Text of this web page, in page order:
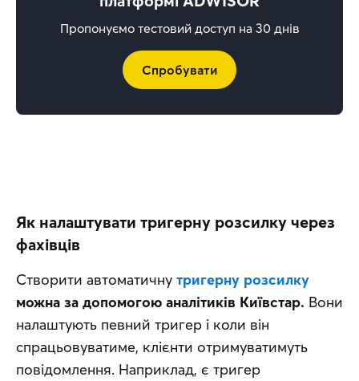
Пропонуємо тестовий доступ на 30 днів
Спробувати
Як налаштувати тригерну розсилку через
фахівців
Створити автоматичну тригерну розсилку
можна за допомогою аналітиків Київстар. Вони
налаштують певний тригер і коли він
спрацьовуватиме, клієнти отримуватимуть
повідомлення. Наприклад, є тригер